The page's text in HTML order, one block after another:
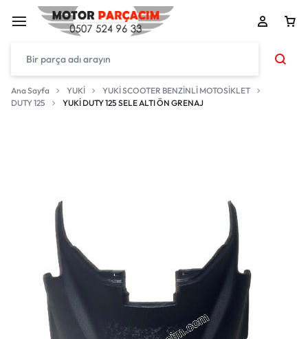
Ana Sayfa YUKİ
YUKİ SCOOTER BENZİNLİ MOTOSİKLET
DUTY 125
YUKİ DUTY 125 SELE ALTI ÖN GRENAJ